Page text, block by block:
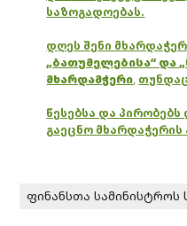
საზოგადოებას.
დღეს შენი
„ბათუმელებისა“ და
მხარდამჭერი,
წესებსა და
გაეცნო
ფინანსთა სამინისტროს